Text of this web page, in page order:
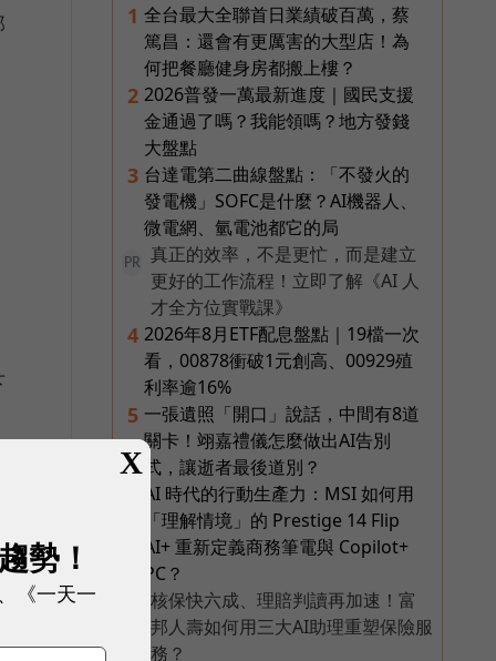
1 全台最大全聯首日業績破百萬，蔡
篤昌：還會有更厲害的大型店！為
何把餐廳健身房都搬上樓？
2 2026普發一萬最新進度｜國民支援
金通過了嗎？我能領嗎？地方發錢
大盤點
3 台達電第二曲線盤點：「不發火的
發電機」SOFC是什麼？AI機器人、
微電網、氫電池都它的局
PR
真正的效率，不是更忙，而是建立
更好的工作流程！立即了解《AI 人
才全方位實戰課》
4 2026年8月ETF配息盤點｜19檔一次
看，00878衝破1元創高、00929殖
利率逾16%
5 一張遺照「開口」說話，中間有8道
關卡！翊嘉禮儀怎麼做出AI告別
式，讓逝者最後道別？
AI 時代的行動生產力：MSI 如何用
「理解情境」的 Prestige 14 Flip
AI+ 重新定義商務筆電與 Copilot+
PC？
核保快六成、理賠判讀再加速！富
邦人壽如何用三大AI助理重塑保險服
務？
X
勢！
《一天一